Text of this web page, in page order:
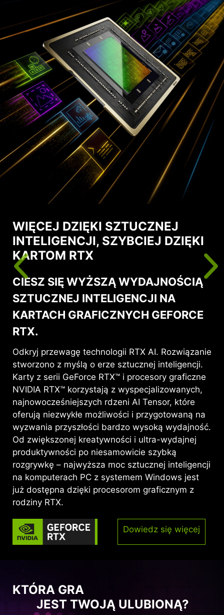
WIĘCEJ DZIĘKI SZTUCZNEJ
INTELIGENCJI, SZYBCIEJ DZIĘKI
KARTOM RTX
CIESZ SIĘ WYŻSZĄ WYDAJNOŚCIĄ
SZTUCZNEJ INTELIGENCJI NA
KARTACH GRAFICZNYCH GEFORCE
RTX.
Odkryj przewagę technologii RTX AI. Rozwiązanie
stworzono z myślą o erze sztucznej inteligencji.
Karty z serii GeForce RTX™ i procesory graficzne
NVIDIA RTX™ korzystają z wyspecjalizowanych,
najnowocześniejszych rdzeni AI Tensor, które
oferują niezwykłe możliwości i przygotowaną na
wyzwania przyszłości bardzo wysoką wydajność.
Od zwiększonej kreatywności i ultra-wydajnej
produktywności po niesamowicie szybką
rozgrywkę – najwyższa moc sztucznej inteligencji
na komputerach PC z systemem Windows jest
już dostępna dzięki procesorom graficznym z
rodziny RTX.
Dowiedz się więcej
KTÓRA GRA
JEST TWOJĄ ULUBIONĄ?